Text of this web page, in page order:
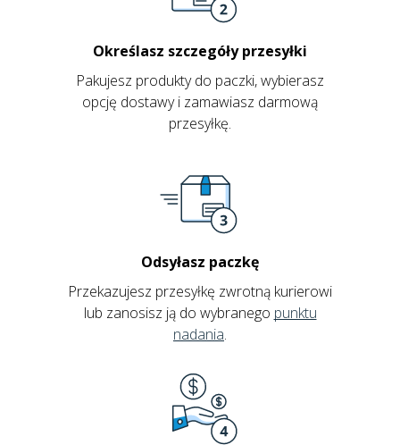
Określasz szczegóły przesyłki
Pakujesz produkty do paczki, wybierasz
opcję dostawy i zamawiasz darmową
przesyłkę.
Odsyłasz paczkę
Przekazujesz przesyłkę zwrotną kurierowi
lub zanosisz ją do wybranego punktu
nadania.